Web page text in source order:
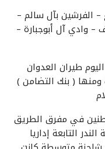
الفرشين بآل سالم –
– وادي آل أبوجبارة –
طيران العدوان
( بنك التضامن )
في مفرق الطريق
التابعة إداريا